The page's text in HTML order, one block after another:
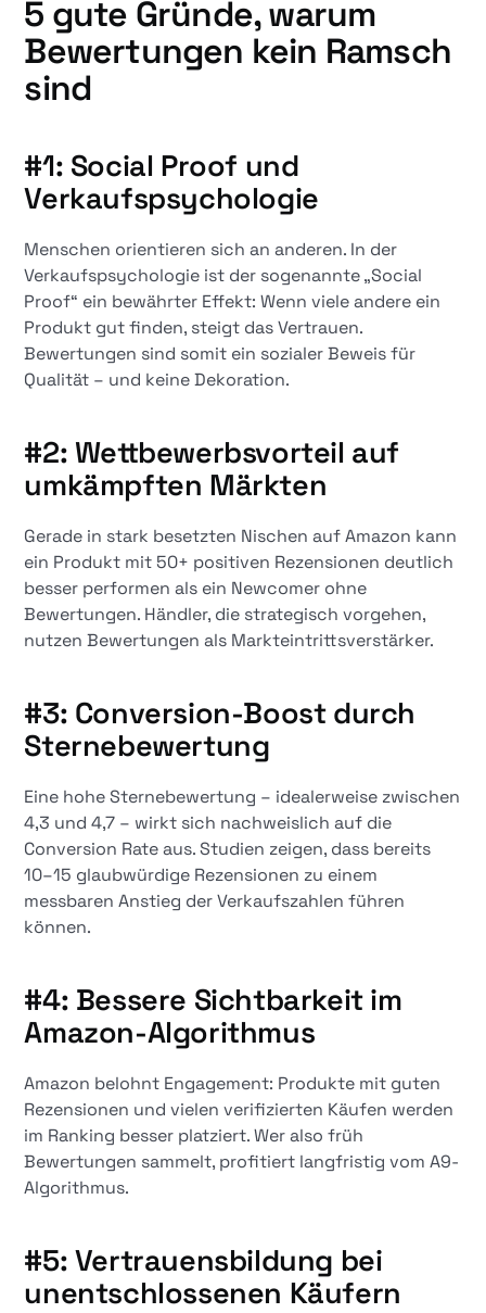
5 gute Gründe, warum
Bewertungen kein Ramsch
sind
#1: Social Proof und
Verkaufspsychologie
Menschen orientieren sich an anderen. In der
Verkaufspsychologie ist der sogenannte „Social
Proof“ ein bewährter Effekt: Wenn viele andere ein
Produkt gut finden, steigt das Vertrauen.
Bewertungen sind somit ein sozialer Beweis für
Qualität – und keine Dekoration.
#2: Wettbewerbsvorteil auf
umkämpften Märkten
Gerade in stark besetzten Nischen auf Amazon kann
ein Produkt mit 50+ positiven Rezensionen deutlich
besser performen als ein Newcomer ohne
Bewertungen. Händler, die strategisch vorgehen,
nutzen Bewertungen als Markteintrittsverstärker.
#3: Conversion-Boost durch
Sternebewertung
Eine hohe Sternebewertung – idealerweise zwischen
4,3 und 4,7 – wirkt sich nachweislich auf die
Conversion Rate aus. Studien zeigen, dass bereits
10–15 glaubwürdige Rezensionen zu einem
messbaren Anstieg der Verkaufszahlen führen
können.
#4: Bessere Sichtbarkeit im
Amazon-Algorithmus
Amazon belohnt Engagement: Produkte mit guten
Rezensionen und vielen verifizierten Käufen werden
im Ranking besser platziert. Wer also früh
Bewertungen sammelt, profitiert langfristig vom A9-
Algorithmus.
#5: Vertrauensbildung bei
unentschlossenen Käufern